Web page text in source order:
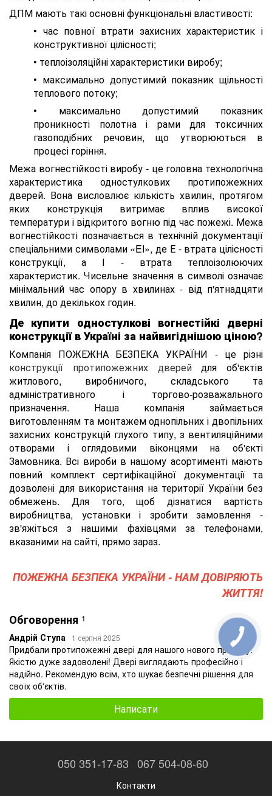
ДПМ мають такі основні функціональні властивості:
• час повної втрати захисних характеристик і
конструктивної цілісності;
• теплоізоляційні характеристики виробу;
• максимально допустимий показник щільності
теплового потоку;
• максимально допустимий показник
проникності полотна і рами для токсичних
газоподібних речовин, що утворюються в
процесі горіння.
Межа вогнестійкості виробу - це головна технологічна
характеристика одностулкових протипожежних
дверей. Вона висловлює кількість хвилин, протягом
яких конструкція витримає вплив високої
температури і відкритого вогню під час пожежі. Межа
вогнестійкості позначається в технічній документації
спеціальними символами «EI», де Е - втрата цілісності
конструкції, а I - втрата теплоізолюючих
характеристик. Чисельне значення в символі означає
мінімальний час опору в хвилинах - від п'ятнадцяти
хвилин, до декількох годин.
Де купити одностулкові вогнестійкі дверні
конструкції в Україні за найвигіднішою ціною?
Компанія ПОЖЕЖНА БЕЗПЕКА УКРАЇНИ - це різні
конструкції протипожежних дверейдля об'єктів
житлового, виробничого, складського та
адміністративного і торгово-розважального
призначення. Наша компанія займається
виготовленням та монтажем однопільних і двопільних
захисних конструкцій глухого типу, з вентиляційними
отворами і оглядовими віконцями на об'єкті
Замовника. Всі вироби в нашому асортименті мають
повний комплект сертифікаційної документації та
дозволені для використання на території України без
обмежень. Для того, щоб дізнатися вартість
виробництва, установки і зробити замовлення -
зв'яжіться з нашими фахівцями за телефонами,
вказаними на сайті, прямо зараз.
ПОЖЕЖНА БЕЗПЕКА УКРАЇНИ - НАМ ДОВІРЯЮТЬ
ЖИТТЯ!
Обговорення 1
Андрій Ступа 1 серпня 2025
Придбали протипожежні двері для нашого нового проекту.
Якістю дуже задоволені! Двері виглядають професійно і
надійно. Рекомендую всім, хто шукає безпечні рішення для
своїх об'єктів.
Написати
050 351-17-83 067 504-08-60
Контакти